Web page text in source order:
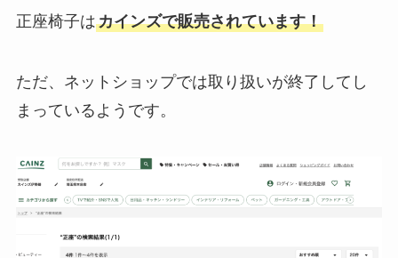
正座椅子はカインズで販売されています！
ただ、ネットショップでは取り扱いが終了してし
まっているようです。